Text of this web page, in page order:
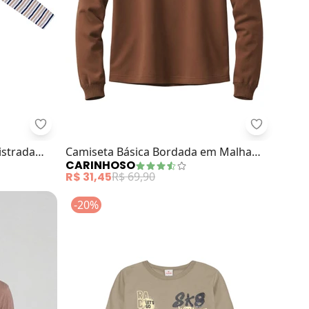
(Marrom)Minty - Camiseta Juvenil Masculina Listrada
Camiseta Básica Bordada em Malha
(Marrom)
CARINHOSO
R$ 31,45R$ 69,90
-20%